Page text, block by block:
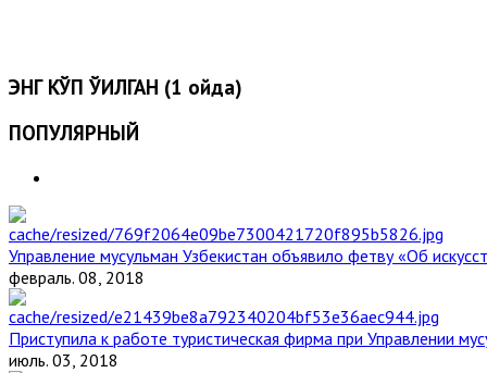
ЭНГ КЎП ЎҚИЛГАН (1 ойда)
ПОПУЛЯРНЫЙ
Управление мусульман Узбекистан объявило фетву «Об
февраль. 08, 2018
Приступила к работе туристическая фирма при Управлении
июль. 03, 2018